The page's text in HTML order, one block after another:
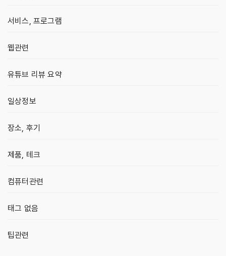
서비스, 프로그램
웹관련
유튜브 리뷰 요약
일상정보
장소, 후기
제품, 테크
컴퓨터관련
태그 없음
팁관련